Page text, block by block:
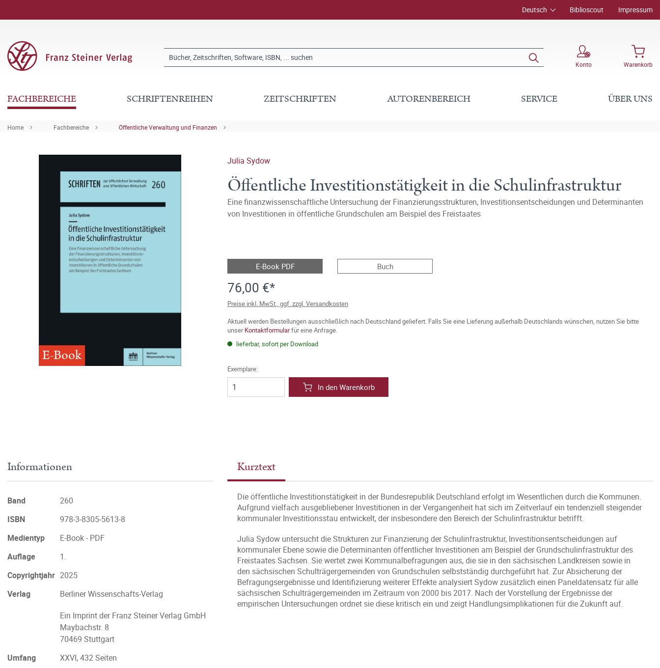
Deutsch Biblioscout Impressum
Konto Warenkorb
FACHBEREICHE SCHRIFTENREIHEN ZEITSCHRIFTEN AUTORENBEREICH SERVICE ÜBER UNS
Home Fachbereiche Öffentliche Verwaltung und Finanzen
E-Book
Julia Sydow
Öffentliche Investitionstätigkeit in die Schulinfrastruktur
Eine finanzwissenschaftliche Untersuchung der Finanzierungsstrukturen, Investitionsentscheidungen und Determinanten
von Investitionen in öffentliche Grundschulen am Beispiel des Freistaates
E-Book PDF Buch
76,00 €*
Preise inkl. MwSt., ggf. zzgl. Versandkosten
Aktuell werden Bestellungen ausschließlich nach Deutschland geliefert. Falls Sie eine Lieferung außerhalb Deutschlands wünschen, nutzen Sie bitte
unserKontaktformularfür eine Anfrage.
lieferbar, sofort per Download
Exemplare:
In den Warenkorb
Kurztext
Die öffentliche Investitionstätigkeit in der Bundesrepublik Deutschland erfolgt im Wesentlichen durch die Kommunen.
Aufgrund vielfach ausgebliebener Investitionen in der Vergangenheit hat sich im Zeitverlauf ein tendenziell steigender
kommunaler Investitionsstau entwickelt, der insbesondere den Bereich der Schulinfrastruktur betrifft.
Julia Sydow untersucht die Strukturen zur Finanzierung der Schulinfrastruktur, Investitionsentscheidungen auf
kommunaler Ebene sowie die Determinanten öffentlicher Investitionen am Beispiel der Grundschulinfrastruktur des
Freistaates Sachsen. Sie wertet zwei Kommunalbefragungen aus, die sie in den sächsischen Landkreisen sowie in
den sächsischen Schulträgergemeinden von Grundschulen selbstständig durchgeführt hat. Zur Absicherung der
Befragungsergebnisse und Identifizierung weiterer Effekte analysiert Sydow zusätzlich einen Paneldatensatz für alle
sächsischen Schulträgergemeinden im Zeitraum von 2000 bis 2017. Nach der Vorstellung der Ergebnisse der
empirischen Untersuchungen ordnet sie diese kritisch ein und zeigt Handlungsimplikationen für die Zukunft auf.
Informationen
Band
260
ISBN
978-3-8305-5613-8
Medientyp
E-Book - PDF
Auflage
1.
Copyrightjahr 2025
Verlag
Berliner Wissenschafts-Verlag
Ein Imprint der Franz Steiner Verlag GmbH
Maybachstr. 8
70469 Stuttgart
Umfang
XXVI, 432 Seiten